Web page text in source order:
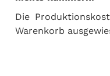
Die
Warenkorb